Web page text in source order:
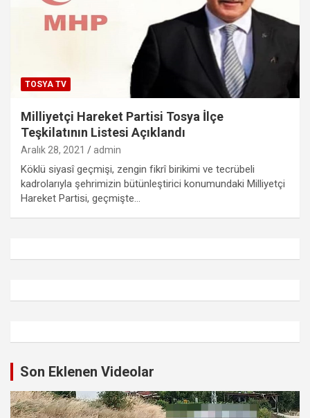
TOSYA TV
Milliyetçi Hareket Partisi Tosya İlçe
Teşkilatının Listesi Açıklandı
Aralık 28, 2021 admin
Köklü siyasî geçmişi, zengin fikrî birikimi ve tecrübeli
kadrolarıyla şehrimizin bütünleştirici konumundaki Milliyetçi
Hareket Partisi, geçmişte…
Son Eklenen Videolar